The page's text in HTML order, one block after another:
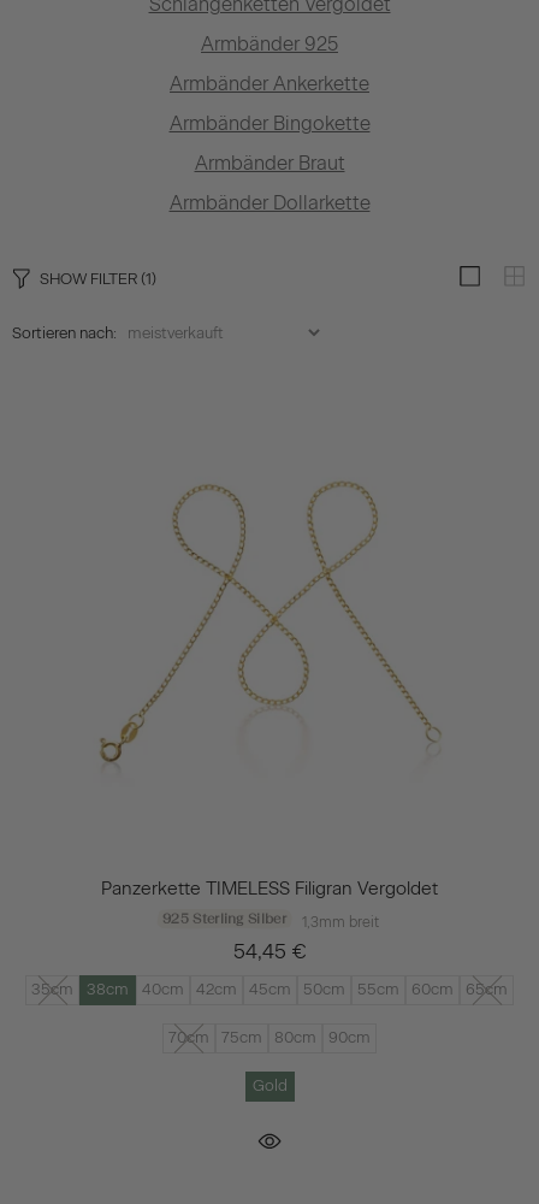
Armbänder 925
Armbänder Ankerkette
Armbänder Bingokette
Armbänder Braut
Armbänder Dollarkette
SHOW FILTER (1)
Sortieren nach:
Panzerkette TIMELESS Filigran Vergoldet
925 Sterling Silber 1,3mm breit
54,45 €
35cm 38cm 40cm 42cm 45cm 50cm 55cm 60cm 65cm
70cm 75cm 80cm 90cm
Gold